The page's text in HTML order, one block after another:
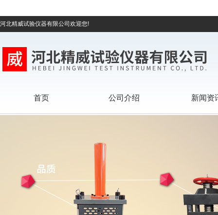
河北精威试验仪器有限公司欢迎您!
首页 公司介绍 新闻资